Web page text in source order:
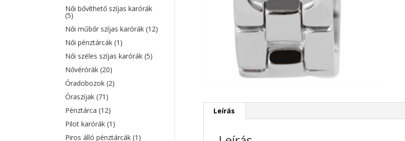
Leírás
Női bővíthető szíjas karórák
(5)
Női műbőr szíjas karórák(12)
Női pénztárcák(1)
Női széles szíjas karórák(5)
Nővérórák(20)
Óradobozok(2)
Óraszíjak(71)
Pénztárca(12)
Pilot karórák(1)
Piros álló pénztárcák(1)